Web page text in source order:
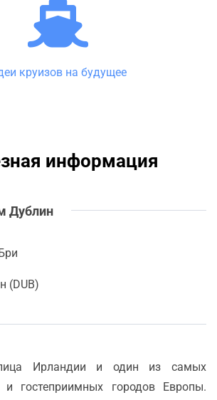
круизов на будущее
информация
Дублин
(DUB)
Ирландии и один из самых
и гостеприимных городов Европы.